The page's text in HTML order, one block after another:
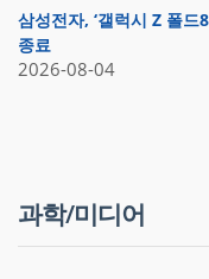
삼성전자, ‘갤럭시 Z 폴드
종료
2026-08-04
과학/미디어